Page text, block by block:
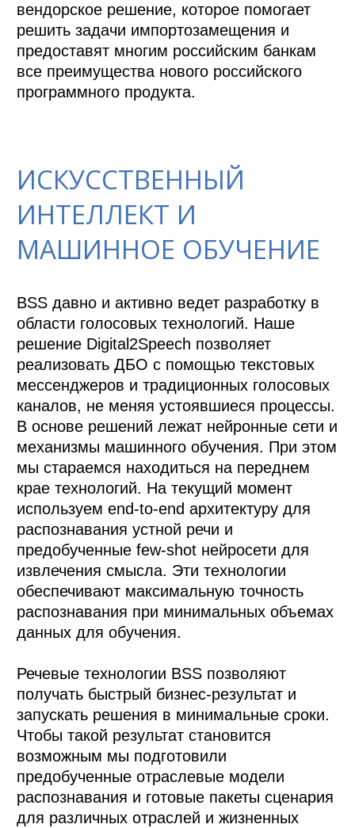
вендорское решение, которое помогает
решить задачи импортозамещения и
предоставят многим российским банкам
все преимущества нового российского
программного продукта.
ИСКУССТВЕННЫЙ
ИНТЕЛЛЕКТ И
МАШИННОЕ ОБУЧЕНИЕ
BSS давно и активно ведет разработку в
области голосовых технологий. Наше
решение Digital2Speech позволяет
реализовать ДБО с помощью текстовых
мессенджеров и традиционных голосовых
каналов, не меняя устоявшиеся процессы.
В основе решений лежат нейронные сети и
механизмы машинного обучения. При этом
мы стараемся находиться на переднем
крае технологий. На текущий момент
используем end-to-end архитектуру для
распознавания устной речи и
предобученные few-shot нейросети для
извлечения смысла. Эти технологии
обеспечивают максимальную точность
распознавания при минимальных объемах
данных для обучения.
Речевые технологии BSS позволяют
получать быстрый бизнес-результат и
запускать решения в минимальные сроки.
Чтобы такой результат становится
возможным мы подготовили
предобученные отраслевые модели
распознавания и готовые пакеты сценария
для различных отраслей и жизненных